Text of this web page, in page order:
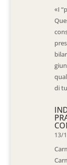
«I
di
13/